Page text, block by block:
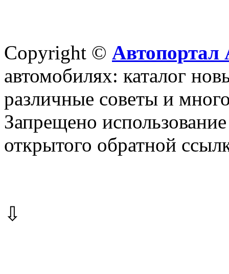
Copyright © Автопортал
автомобилях: каталог
различные советы и
Запрещено
открытого обратной
⇩